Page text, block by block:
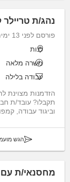
נהג/ת
פורסם לפני 13 ימים
כנות
משרה מלאה
עבודה בלילה
הזדמנות מצוינת
תקבלו? עובד/ת
וביגוד עבודה,
הגש
מחסנאי/ת עם